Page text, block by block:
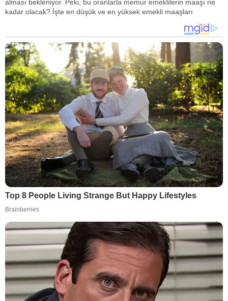
alması bekleniyor. Peki, bu oranlarla memur emeklilerin maaşı ne
kadar olacak? İşte en düşük ve en yüksek emekli maaşları